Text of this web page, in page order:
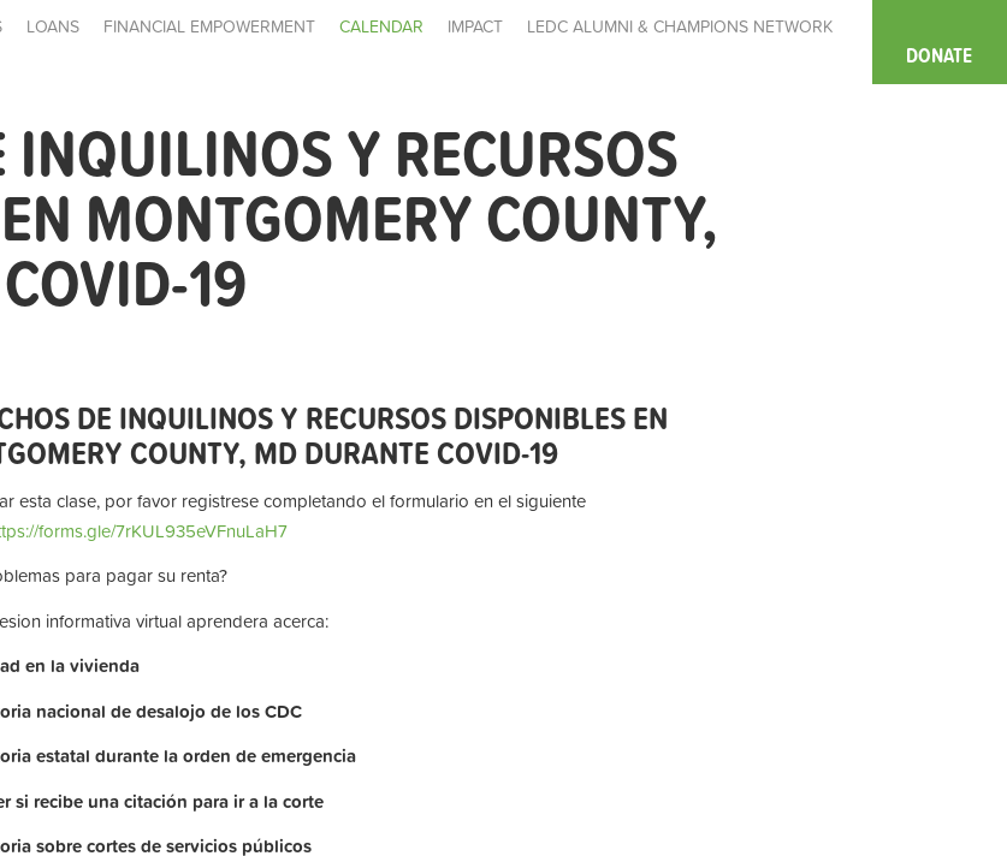
LOANS FINANCIAL EMPOWERMENT CALENDAR IMPACT
LEDC ALUMNI & CHAMPIONS NETWORK
DONATE
INQUILINOS Y RECURSOS
MONTGOMERY COUNTY,
19
DE INQUILINOS Y RECURSOS DISPONIBLES EN
COUNTY, MD DURANTE COVID-19
esta clase, por favor registrese completando el formulario en el siguiente
forms.gle/7rKUL935eVFnuLaH7
para pagar su renta?
informativa virtual aprendera acerca:
en lavivienda
nacional de desalojo de los CDC
estatal durante laorden deemergencia
si recibe una citación para ir a la corte
sobrecortesdeservicios públicos